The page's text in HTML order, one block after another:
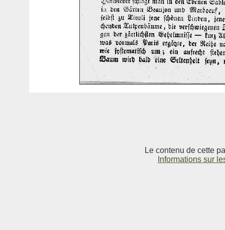
Le contenu de cette
Informations sur